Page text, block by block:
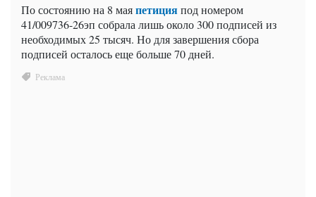
По состоянию на 8 маяпетицияпод номером
41/009736-26эп собрала лишь около 300 подписей из
необходимых 25 тысяч. Но для завершения сбора
подписей осталось еще больше 70 дней.